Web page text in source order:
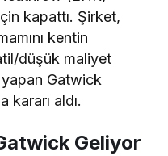
kapattı. Şirket,
kentin
düşük maliyet
Gatwick
kararı aldı.
Geliyor